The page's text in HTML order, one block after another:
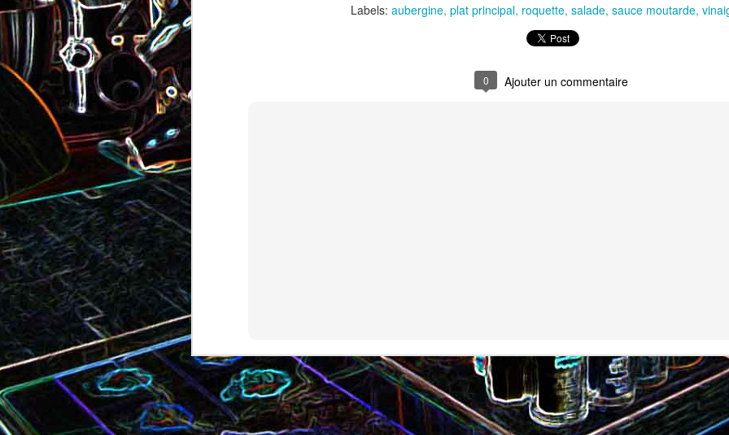
Labels: aubergine plat principal roquette salade sauce moutarde
0
Salade de vermicelles de riz,
aux crevettes et au
pamplemousse
Pizza au jambon Serrano et
aux câpres
Curry de brocoli et de carottes